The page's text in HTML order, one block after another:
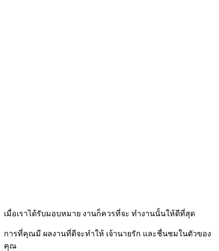
เมื่อเราได้รับมอบหมาย งานก็ควรที่จะ ทำงานนั้นให้ดีที่สุด
การที่คุณมี ผลงานที่ดีจะทำให้ เจ้านายรัก และชื่นชมในตัวของ
คุณ